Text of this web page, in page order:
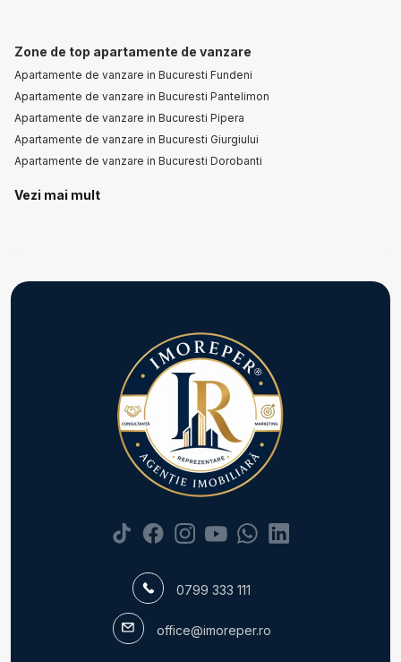
Zone de top apartamente de vanzare
Apartamente de vanzare in Bucuresti Fundeni
Apartamente de vanzare in Bucuresti Pantelimon
Apartamente de vanzare in Bucuresti Pipera
Apartamente de vanzare in Bucuresti Giurgiului
Apartamente de vanzare in Bucuresti Dorobanti
Apartamente de vanzare in Bucuresti P-ta Unirii
Apartamente de vanzare in Bucuresti Unirii
Numar de camere apartamente de vanzare
Apartamente de vanzare 1 camera
Apartamente de vanzare 2 camere
Apartamente de vanzare 3 camere
Apartamente de vanzare 4 camere
Apartamente de vanzare 5 camere
Apartamente de vanzare
Apartamente de vanzare in Bucuresti Fundeni
Apartamente de vanzare in Bucuresti Pipera
Apartamente de vanzare in Bucuresti Giurgiului
Apartamente de vanzare in Bucuresti Dorobanti
Apartamente de vanzare in Voluntari
Vezi mai mult
0799 333 111
office@imoreper.ro